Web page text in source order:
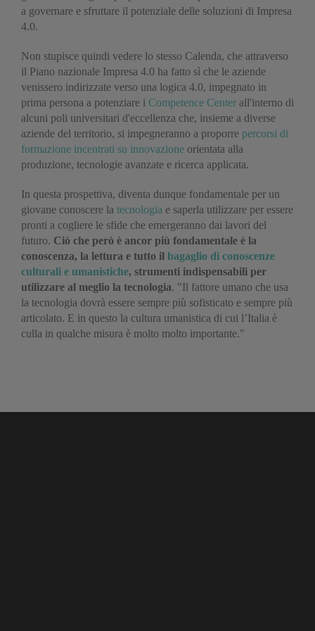
a governare e sfruttare il potenziale delle soluzioni di Impresa
4.0.
Non stupisce quindi vedere lo stesso Calenda, che attraverso
il Piano nazionale Impresa 4.0 ha fatto sì che le aziende
venissero indirizzate verso una logica 4.0, impegnato in
prima persona a potenziare i Competence Center all'interno di
alcuni poli universitari d'eccellenza che, insieme a diverse
aziende del territorio, si impegneranno a proporre percorsi di
formazione incentrati su innovazione orientata alla
produzione, tecnologie avanzate e ricerca applicata.
In questa prospettiva, diventa dunque fondamentale per un
giovane conoscere la tecnologia e saperla utilizzare per essere
pronti a cogliere le sfide che emergeranno dai lavori del
futuro. Ciò che però è ancor più fondamentale è la
conoscenza, la lettura e tutto il bagaglio di conoscenze
culturali e umanistiche, strumenti indispensabili per
utilizzare al meglio la tecnologia. "Il fattore umano che usa
la tecnologia dovrà essere sempre più sofisticato e sempre più
articolato. E in questo la cultura umanistica di cui l’Italia è
culla in qualche misura è molto molto importante."